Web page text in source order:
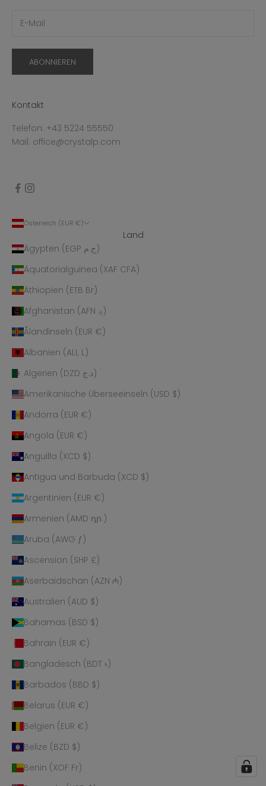
ABONNIEREN
Kontakt
Telefon: +43 5224 55550
Mail: office@crystalp.com
Österreich (EUR €)
Land
Ägypten (EGP ج.م)
Äquatorialguinea (XAF CFA)
Äthiopien (ETB Br)
Afghanistan (AFN ؋)
Ålandinseln (EUR €)
Albanien (ALL L)
Algerien (DZD د.ج)
Amerikanische Überseeinseln (USD $)
Andorra (EUR €)
Angola (EUR €)
Anguilla (XCD $)
Antigua und Barbuda (XCD $)
Argentinien (EUR €)
Armenien (AMD դր.)
Aruba (AWG ƒ)
Ascension (SHP £)
Aserbaidschan (AZN ₼)
Australien (AUD $)
Bahamas (BSD $)
Bahrain (EUR €)
Bangladesch (BDT ৳)
Barbados (BBD $)
Belarus (EUR €)
Belgien (EUR €)
Belize (BZD $)
Benin (XOF Fr)